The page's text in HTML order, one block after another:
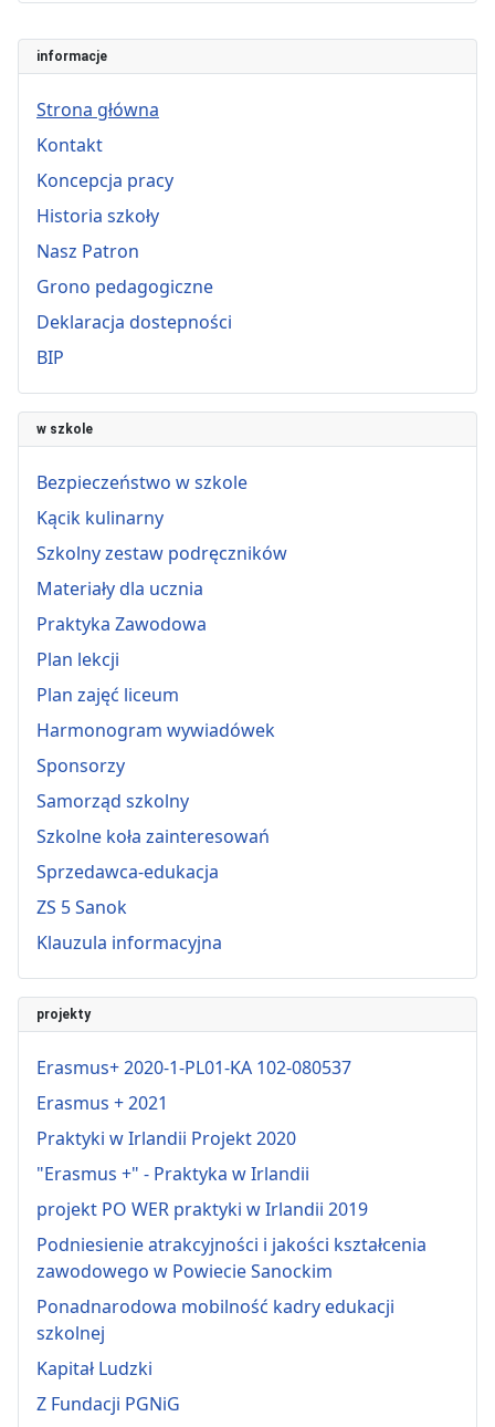
informacje
Strona główna
Kontakt
Koncepcja pracy
Historia szkoły
Nasz Patron
Grono pedagogiczne
Deklaracja dostepności
BIP
w szkole
Bezpieczeństwo w szkole
Kącik kulinarny
Szkolny zestaw podręczników
Materiały dla ucznia
Praktyka Zawodowa
Plan lekcji
Plan zajęć liceum
Harmonogram wywiadówek
Sponsorzy
Samorząd szkolny
Szkolne koła zainteresowań
Sprzedawca-edukacja
ZS 5 Sanok
Klauzula informacyjna
projekty
Erasmus+ 2020-1-PL01-KA 102-080537
Erasmus + 2021
Praktyki w Irlandii Projekt 2020
"Erasmus +" - Praktyka w Irlandii
projekt PO WER praktyki w Irlandii 2019
Podniesienie atrakcyjności i jakości kształcenia
zawodowego w Powiecie Sanockim
Ponadnarodowa mobilność kadry edukacji
szkolnej
Kapitał Ludzki
Z Fundacji PGNiG